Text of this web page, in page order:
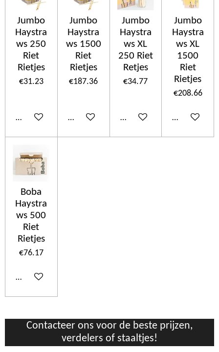
Jumbo
Haystra
ws 250
Riet
Rietjes
€31.23
Add to cart
Jumbo
Haystra
ws 1500
Riet
Rietjes
€187.36
Add to cart
Jumbo
Haystra
ws XL
250 Riet
Retjes
€34.77
Add to cart
Jumbo
Haystra
ws XL
1500
Riet
Rietjes
€208.66
Add to cart
Boba
Haystra
ws 500
Riet
Rietjes
€76.17
Add to cart
Contacteer ons voor de beste prijzen,
verdelers of staaltjes!